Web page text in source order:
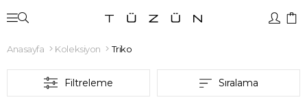
Anasayfa Koleksiyon Triko
Filtreleme Sıralama